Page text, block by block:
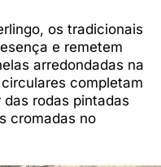
os tradicionais
e remetem
arredondadas na
completam
rodas pintadas
cromadas no